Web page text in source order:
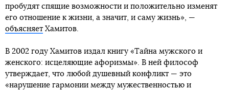
пробудят спящие возможности и положительно изменят
его отношение к жизни, а значит, и саму жизнь», —
объясняет Хамитов.
В 2002 году Хамитов издал книгу «Тайна мужского и
женского: исцеляющие афоризмы». В ней философ
утверждает, что любой душевный конфликт — это
«нарушение гармонии между мужественностью и